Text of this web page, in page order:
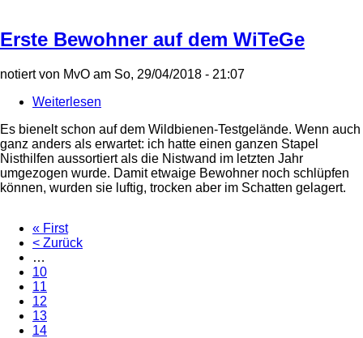
Erste Bewohner auf dem WiTeGe
notiert von MvO am So, 29/04/2018 - 21:07
Weiterlesen
Bewohner
auf
dem
WiTeGe
Es bienelt schon auf dem Wildbienen-Testgelände. Wenn auch
ganz anders als erwartet: ich hatte einen ganzen Stapel
Nisthilfen aussortiert als die Nistwand im letzten Jahr
umgezogen wurde. Damit etwaige Bewohner noch schlüpfen
können, wurden sie luftig, trocken aber im Schatten gelagert.
Seitennummerierung
First
page
« First
Vorherige
Seite
< Zurück
…
Page
10
Page
11
Page
12
Page
13
Aktuelle
14